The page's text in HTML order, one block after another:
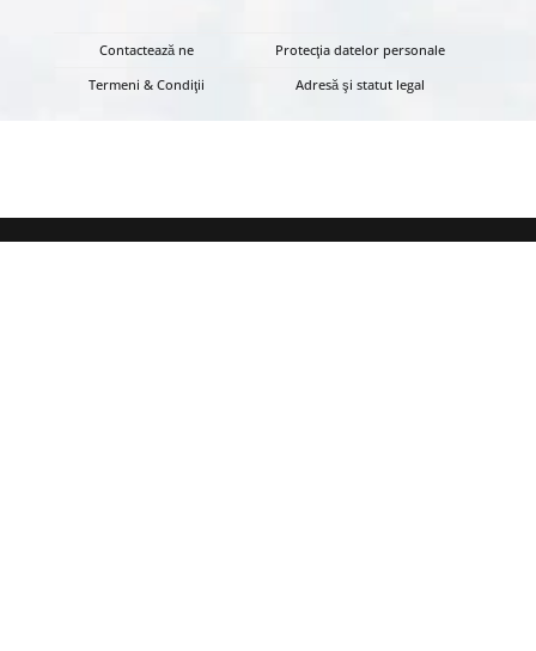
Contactează ne
Protecţia datelor personale
Termeni & Condiţii
Adresă şi statut legal